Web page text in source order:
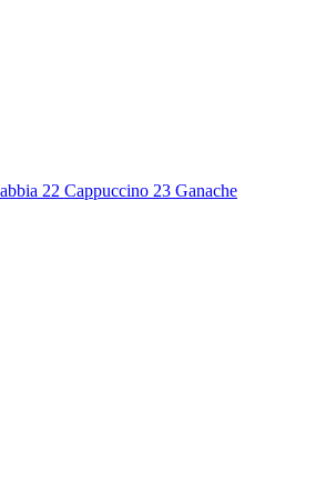
22 Cappuccino 23 Ganache